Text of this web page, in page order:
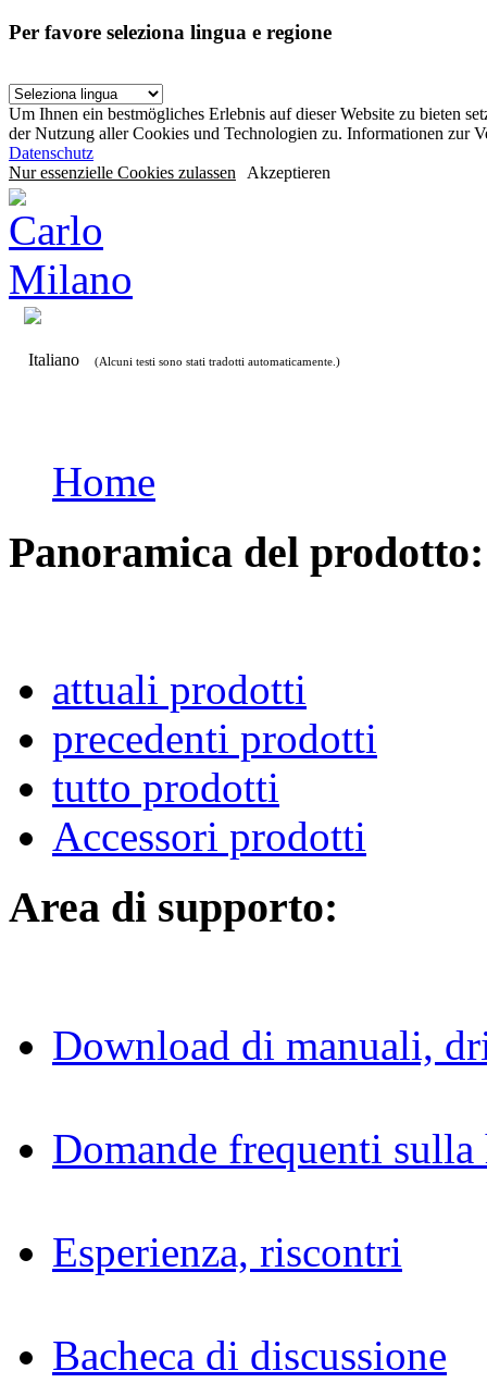
Per favore seleziona lingua e regione
Um Ihnen ein bestmögliches Erlebnis auf dieser Website zu bieten
der Nutzung aller Cookies und Technologien zu. Informationen zur
Datenschutz
Nur essenzielle Cookies zulassen Akzeptieren
Italiano (Alcuni testi sono stati tradotti automaticamente.)
Home
Panoramica del prodotto:
attuali prodotti
precedenti prodotti
tutto prodotti
Accessori prodotti
Area di supporto:
Download di manuali,
Domande frequenti
Esperienza, riscontri
Bacheca di discussione